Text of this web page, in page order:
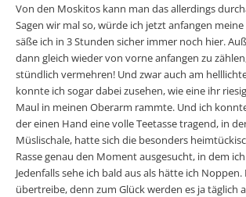
Von den Moskitos kann man das allerdings
Sagen wir mal so, würde ich jetzt anfangen meine
säße ich in 3 Stunden sicher immer noch hier.
dann gleich wieder von vorne anfangen zu
stündlich vermehren! Und zwar auch am
konnte ich sogar dabei zusehen, wie eine ihr
Maul in meinen Oberarm rammte. Und ich
der einen Hand eine volle Teetasse tragend, in
Müslischale, hatte sich die besonders
Rasse genau den Moment ausgesucht, in dem
Jedenfalls sehe ich bald aus als hätte ich Noppen.
übertreibe, denn zum Glück werden es ja täglich